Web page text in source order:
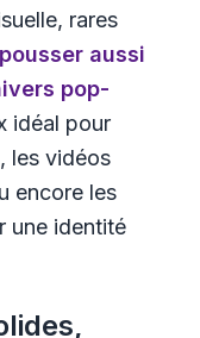
rares
pousser aussi
pop-
idéal pour
, les vidéos
encore les
une identité